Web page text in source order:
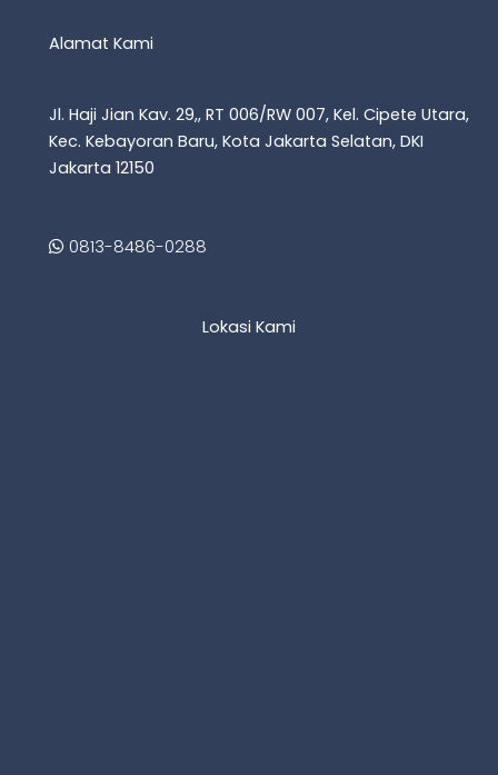
Alamat Kami
Jl. Haji Jian Kav. 29,, RT 006/RW 007, Kel. Cipete Utara,
Kec. Kebayoran Baru, Kota Jakarta Selatan, DKI
Jakarta 12150
0813-8486-0288
Lokasi Kami